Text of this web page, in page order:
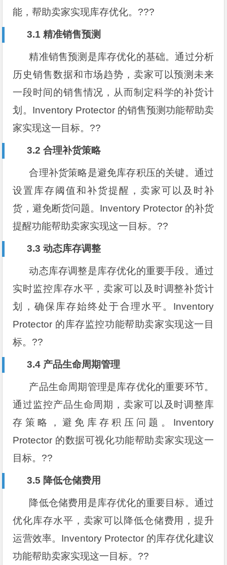
能，帮助卖家实现库存优化。???
3.1 精准销售预测
精准销售预测是库存优化的基础。通过分析
历史销售数据和市场趋势，卖家可以预测未来
一段时间的销售情况，从而制定科学的补货计
划。Inventory Protector 的销售预测功能帮助卖
家实现这一目标。??
3.2 合理补货策略
合理补货策略是避免库存积压的关键。通过
设置库存阈值和补货提醒，卖家可以及时补
货，避免断货问题。Inventory Protector 的补货
提醒功能帮助卖家实现这一目标。??
3.3 动态库存调整
动态库存调整是库存优化的重要手段。通过
实时监控库存水平，卖家可以及时调整补货计
划，确保库存始终处于合理水平。Inventory
Protector 的库存监控功能帮助卖家实现这一目
标。??
3.4 产品生命周期管理
产品生命周期管理是库存优化的重要环节。
通过监控产品生命周期，卖家可以及时调整库
存策略，避免库存积压问题。Inventory
Protector 的数据可视化功能帮助卖家实现这一
目标。??
3.5 降低仓储费用
降低仓储费用是库存优化的重要目标。通过
优化库存水平，卖家可以降低仓储费用，提升
运营效率。Inventory Protector 的库存优化建议
功能帮助卖家实现这一目标。??